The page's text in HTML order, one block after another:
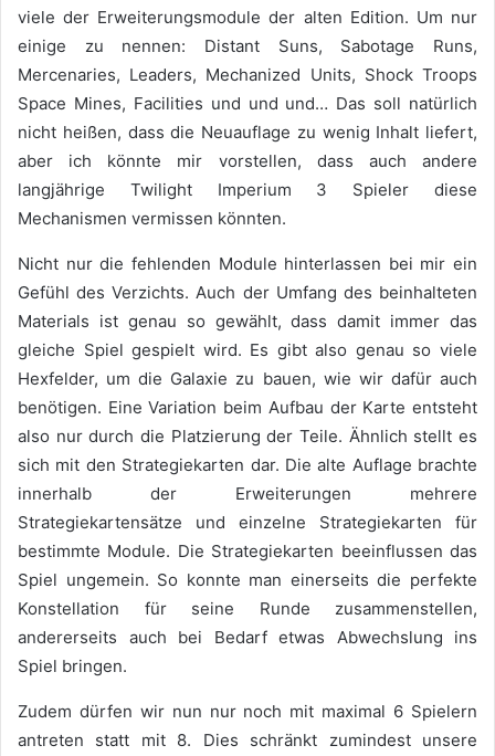
viele der Erweiterungsmodule der alten Edition. Um nur
einige zu nennen: Distant Suns, Sabotage Runs,
Mercenaries, Leaders, Mechanized Units, Shock Troops
Space Mines, Facilities und und und… Das soll natürlich
nicht heißen, dass die Neuauflage zu wenig Inhalt liefert,
aber ich könnte mir vorstellen, dass auch andere
langjährige Twilight Imperium 3 Spieler diese
Mechanismen vermissen könnten.
Nicht nur die fehlenden Module hinterlassen bei mir ein
Gefühl des Verzichts. Auch der Umfang des beinhalteten
Materials ist genau so gewählt, dass damit immer das
gleiche Spiel gespielt wird. Es gibt also genau so viele
Hexfelder, um die Galaxie zu bauen, wie wir dafür auch
benötigen. Eine Variation beim Aufbau der Karte entsteht
also nur durch die Platzierung der Teile. Ähnlich stellt es
sich mit den Strategiekarten dar. Die alte Auflage brachte
innerhalb der Erweiterungen mehrere
Strategiekartensätze und einzelne Strategiekarten für
bestimmte Module. Die Strategiekarten beeinflussen das
Spiel ungemein. So konnte man einerseits die perfekte
Konstellation für seine Runde zusammenstellen,
andererseits auch bei Bedarf etwas Abwechslung ins
Spiel bringen.
Zudem dürfen wir nun nur noch mit maximal 6 Spielern
antreten statt mit 8. Dies schränkt zumindest unsere